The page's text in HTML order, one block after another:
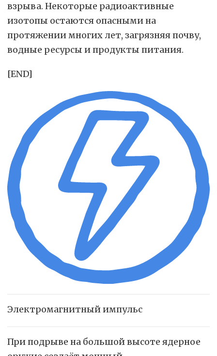
взрыва. Некоторые радиоактивные
изотопы остаются опасными на
протяжении многих лет, загрязняя почву,
водные ресурсы и продукты питания.
[END]
Электромагнитный импульс
При подрыве на большой высоте ядерное